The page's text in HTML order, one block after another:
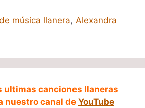
música llanera,Alexandra
ultimas canciones llaneras
nuestro canal de YouTube